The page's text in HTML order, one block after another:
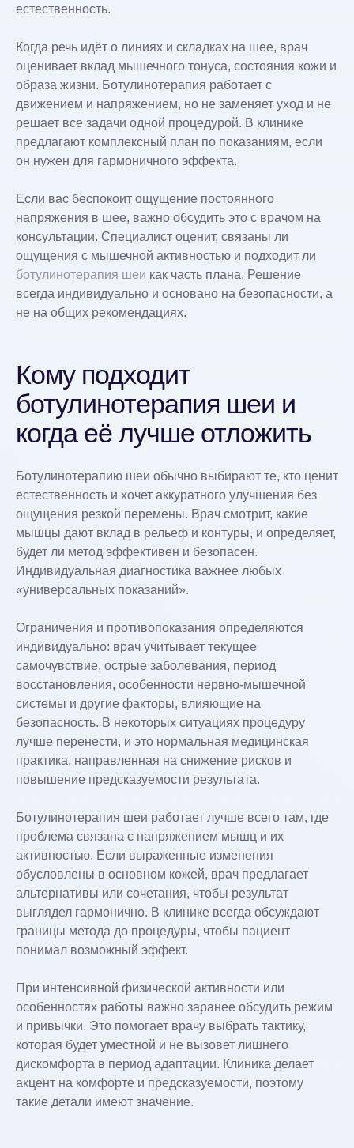
естественность.
Когда речь идёт о линиях и складках на шее, врач
оценивает вклад мышечного тонуса, состояния кожи и
образа жизни. Ботулинотерапия работает с
движением и напряжением, но не заменяет уход и не
решает все задачи одной процедурой. В клинике
предлагают комплексный план по показаниям, если
он нужен для гармоничного эффекта.
Если вас беспокоит ощущение постоянного
напряжения в шее, важно обсудить это с врачом на
консультации. Специалист оценит, связаны ли
ощущения с мышечной активностью и подходит ли
ботулинотерапия шеи как часть плана. Решение
всегда индивидуально и основано на безопасности, а
не на общих рекомендациях.
Кому подходит
ботулинотерапия шеи и
когда её лучше отложить
Ботулинотерапию шеи обычно выбирают те, кто ценит
естественность и хочет аккуратного улучшения без
ощущения резкой перемены. Врач смотрит, какие
мышцы дают вклад в рельеф и контуры, и определяет,
будет ли метод эффективен и безопасен.
Индивидуальная диагностика важнее любых
«универсальных показаний».
Ограничения и противопоказания определяются
индивидуально: врач учитывает текущее
самочувствие, острые заболевания, период
восстановления, особенности нервно‑мышечной
системы и другие факторы, влияющие на
безопасность. В некоторых ситуациях процедуру
лучше перенести, и это нормальная медицинская
практика, направленная на снижение рисков и
повышение предсказуемости результата.
Ботулинотерапия шеи работает лучше всего там, где
проблема связана с напряжением мышц и их
активностью. Если выраженные изменения
обусловлены в основном кожей, врач предлагает
альтернативы или сочетания, чтобы результат
выглядел гармонично. В клинике всегда обсуждают
границы метода до процедуры, чтобы пациент
понимал возможный эффект.
При интенсивной физической активности или
особенностях работы важно заранее обсудить режим
и привычки. Это помогает врачу выбрать тактику,
которая будет уместной и не вызовет лишнего
дискомфорта в период адаптации. Клиника делает
акцент на комфорте и предсказуемости, поэтому
такие детали имеют значение.